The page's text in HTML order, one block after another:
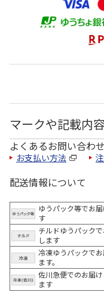
マークや記載内
よくあるお問い合わせ
お支払い方法
配送情報について
ゆうパック等でお
す
チルドゆうパック
します
冷凍ゆうパックで
ます。
佐川急便でのお届け
ます